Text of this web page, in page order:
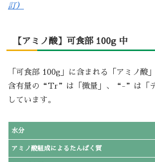
訂）
【アミノ酸】可食部 100g 中
「可食部 100g」に含まれる「アミノ酸
含有量の“Tr”は「微量」、“-”は「デ
しています。
水分
アミノ酸組成によるたんぱく質